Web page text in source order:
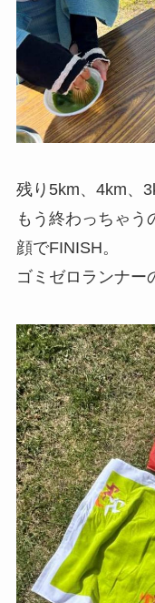
残り5km、4km、
もう終わっちゃう
顔でFINISH。
ゴミゼロランナー